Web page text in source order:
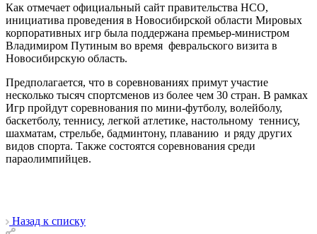
Как отмечает официальный сайт правительства НСО,
инициатива проведения в Новосибирской области Мировых
корпоративных игр была поддержана премьер-министром
Владимиром Путиным во время февральского визита в
Новосибирскую область.
Предполагается, что в соревнованиях примут участие
несколько тысяч спортсменов из более чем 30 стран. В рамках
Игр пройдут соревнования по мини-футболу, волейболу,
баскетболу, теннису, легкой атлетике, настольному теннису,
шахматам, стрельбе, бадминтону, плаванию и ряду других
видов спорта. Также состоятся соревнования среди
параолимпийцев.
Назад к списку